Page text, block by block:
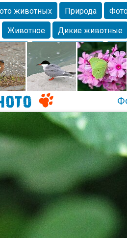
животных Природа
Животное
Дикие животные
Млекопитающие
Портрет
Домашние
Lebert Дикие птицы Утка